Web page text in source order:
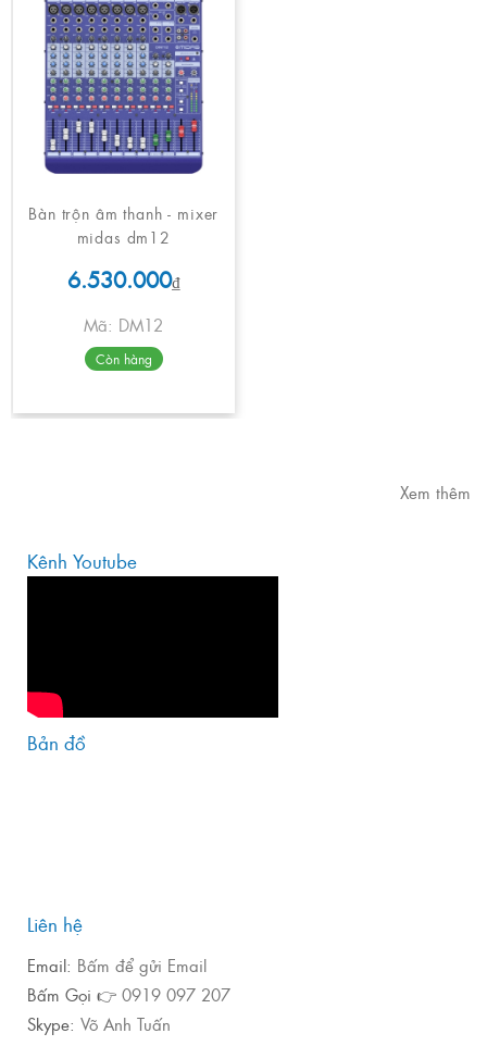
Bàn trộn âm thanh - mixer
midas dm12
6.530.000₫
Mã: DM12
Còn hàng
Xem thêm
Kênh Youtube
Bản đồ
Liên hệ
Email: Bấm để gửi Email
Bấm Gọi 👉 0919 097 207
Skype: Võ Anh Tuấn